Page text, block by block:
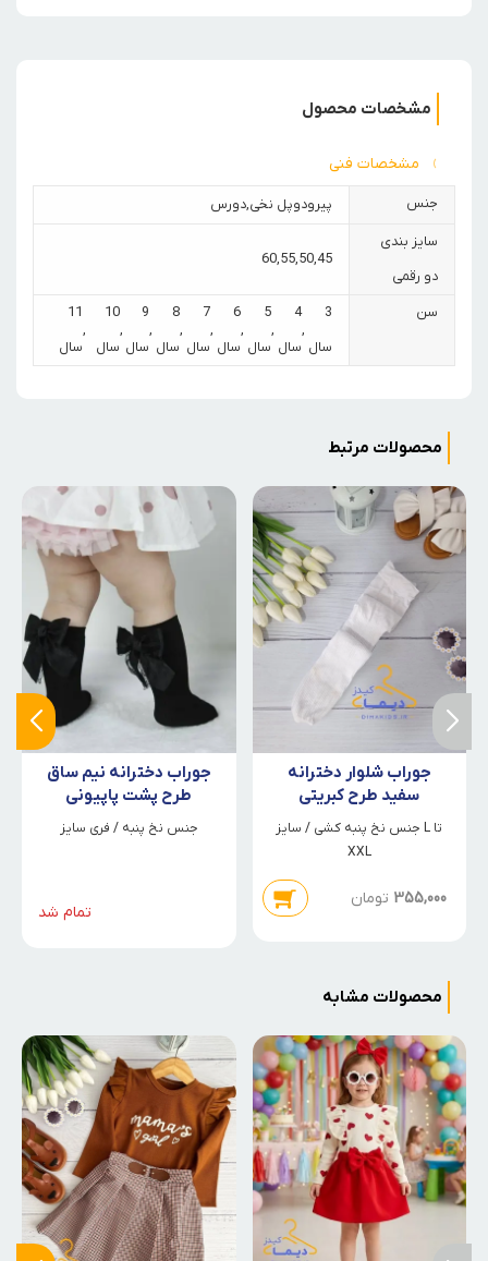
مشخصات محصول
مشخصات فنی
جنس پیرودوپل نخی,دورس
سایز بندی
دو رقمی
45
,
50
,
55
,
60
سن
3
سال
,
4
سال
,
5
سال
,
6
سال
,
7
سال
,
8
سال
,
9
سال
,
10
سال
,
11
سال
محصولات مرتبط
جوراب شلوار دخترانه
سفید طرح کبریتی
جنس نخ پنبه کشی / سایز L تا
XXL
355,000 تومان
جوراب دخترانه نیم ساق
طرح پشت پاپیونی
جنس نخ پنبه / فری سایز
تمام شد
محصولات مشابه